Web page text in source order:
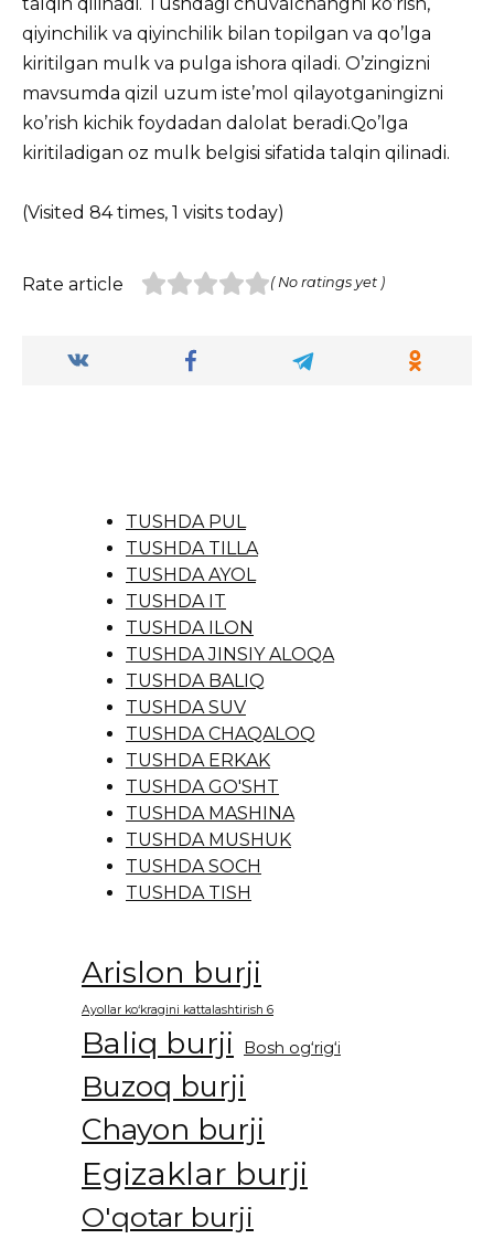
qiyinchilik va qiyinchilik bilan topilgan va qo’lga
kiritilgan mulk va pulga ishora qiladi. O’zingizni
mavsumda qizil uzum iste’mol qilayotganingizni
ko’rish kichik foydadan dalolat beradi.Qo’lga
kiritiladigan oz mulk belgisi sifatida talqin qilinadi.
(Visited 84 times, 1 visits today)
Rate article ( No ratings yet )
TUSHDA PUL
TUSHDA TILLA
TUSHDA AYOL
TUSHDA IT
TUSHDA ILON
TUSHDA JINSIY ALOQA
TUSHDA BALIQ
TUSHDA SUV
TUSHDA CHAQALOQ
TUSHDA ERKAK
TUSHDA GO'SHT
TUSHDA MASHINA
TUSHDA MUSHUK
TUSHDA SOCH
TUSHDA TISH
Arislon burji
Ayollar ko‘kragini kattalashtirish 6
Baliq burji Bosh og‘rig‘i
Buzoq burji
Chayon burji
Egizaklar burji
O'qotar burji